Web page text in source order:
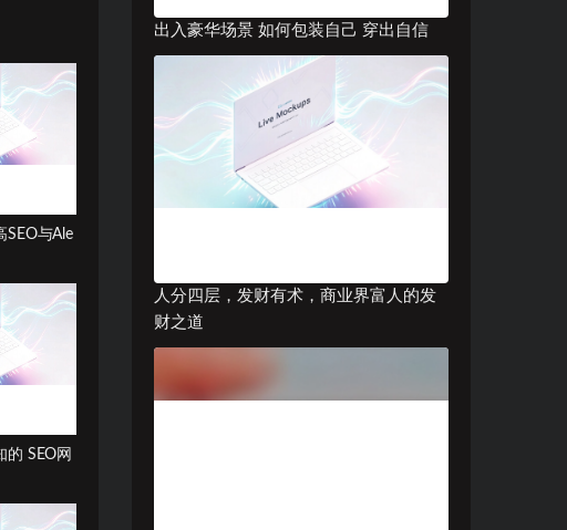
SEO与Ale
的 SEO网
出入豪华场景 如何包装自己 穿出自信
人分四层，发财有术，商业界富人的发
财之道